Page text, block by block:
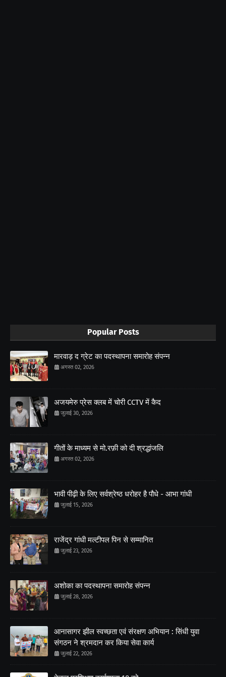
Popular Posts
मारवाड़ द ग्रेट का पदस्थापना समारोह संपन्न
अगस्त 02, 2026
अजयमेरु प्रेस क्लब में चोरी CCTV में कैद
जुलाई 30, 2026
गीतों के माध्यम से मो.रफ़ी को दी श्रद्धांजलि
अगस्त 02, 2026
भावी पीढ़ी के लिए सर्वश्रेष्ठ धरोहर है पौधे - आभा गांधी
जुलाई 15, 2026
राजेंद्र गांधी मल्टीपल पिन से सम्मानित
जुलाई 23, 2026
अशोका का पदस्थापना समारोह संपन्न
जुलाई 28, 2026
आनासागर झील स्वच्छता एवं संरक्षण अभियान : सिंधी युवा
संगठन ने श्रमदान कर किया सेवा कार्य
जुलाई 22, 2026